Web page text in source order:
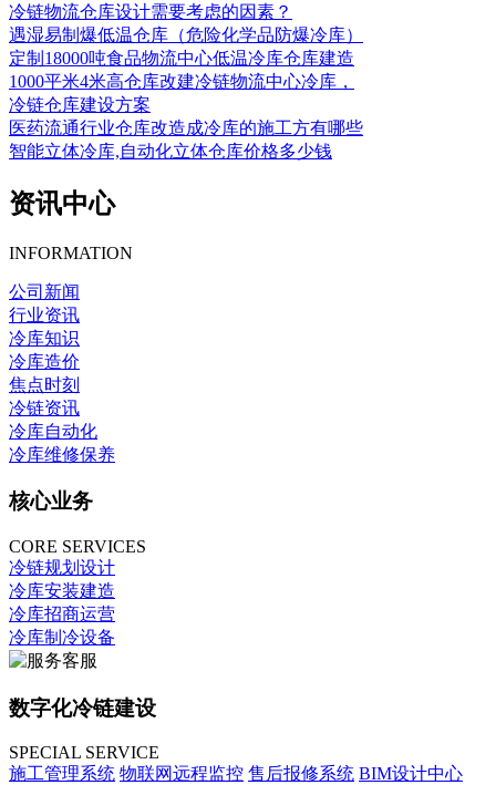
冷链物流仓库设计需要考虑的因素？
遇湿易制爆低温仓库（危险化学品防爆冷库）
定制18000吨食品物流中心低温冷库仓库建造
1000平米4米高仓库改建冷链物流中心冷库，
冷链仓库建设方案
医药流通行业仓库改造成冷库的施工方有哪些
智能立体冷库,自动化立体仓库价格多少钱
资讯中心
INFORMATION
公司新闻
行业资讯
冷库知识
冷库造价
焦点时刻
冷链资讯
冷库自动化
冷库维修保养
核心业务
CORE SERVICES
冷链规划设计
冷库安装建造
冷库招商运营
冷库制冷设备
数字化冷链建设
SPECIAL SERVICE
施工管理系统 物联网远程监控 售后报修系统 BIM设计中心